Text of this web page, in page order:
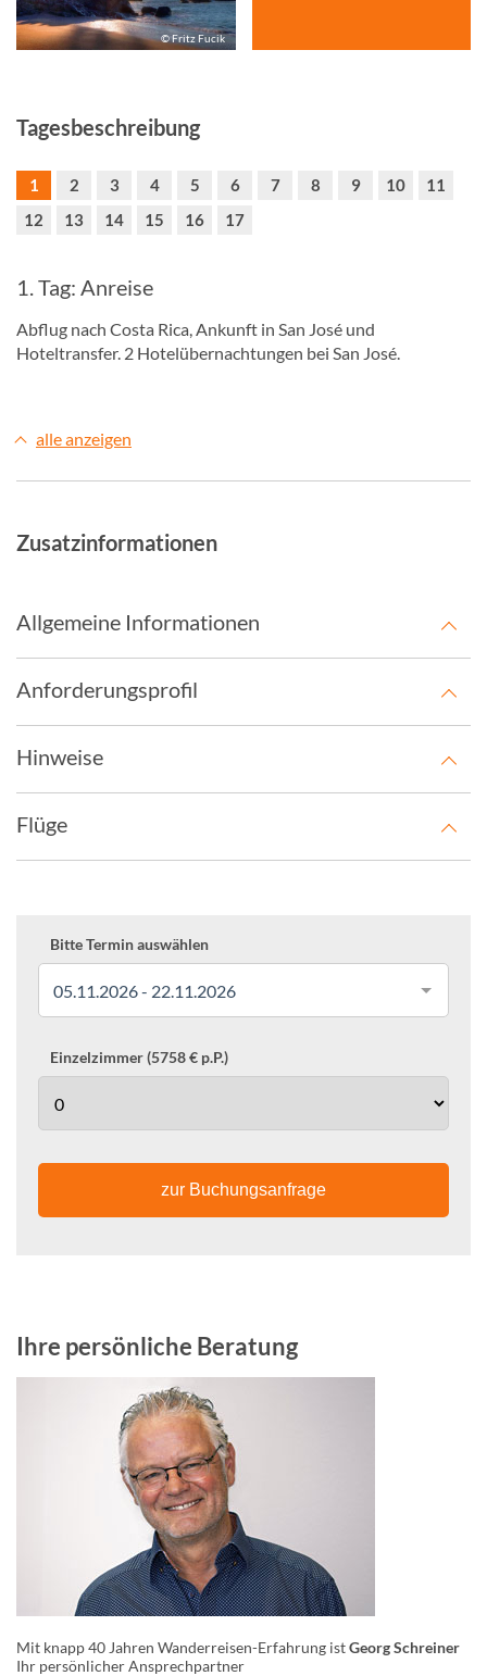
© Fritz Fucik
Tagesbeschreibung
1 2 3 4 5 6 7 8 9 10
11
12
13 14 15 16 17
1. Tag: Anreise
Abflug nach Costa Rica, Ankunft in San José und
Hoteltransfer. 2 Hotelübernachtungen bei San José.
alle anzeigen
Zusatzinformationen
Allgemeine Informationen
Anforderungsprofil
Hinweise
Flüge
Bitte Termin auswählen
05.11.2026 - 22.11.2026
Einzelzimmer (5758 € p.P.)
zur Buchungsanfrage
Ihre persönliche Beratung
Mit knapp 40 Jahren Wanderreisen-Erfahrung istGeorg Schreiner
Ihr persönlicher Ansprechpartner